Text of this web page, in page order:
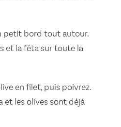
petit bord tout autour.
et la féta sur toute la
en filet, puis poivrez.
et les olives sont déjà